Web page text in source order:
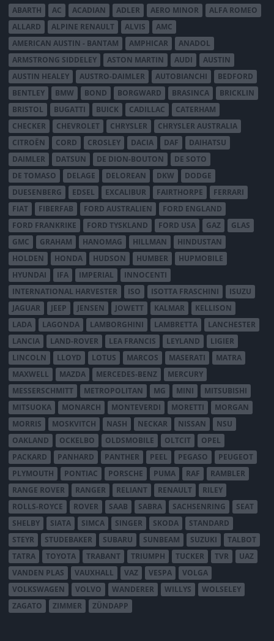
ABARTH AC ACADIAN ADLER AERO MINOR
ALFA ROMEO
ALLARD
ALPINE RENAULT ALVIS
AMC
AMERICAN AUSTIN - BANTAM
AMPHICAR
ANADOL
ARMSTRONG SIDDELEY
ASTON MARTIN AUDI
AUSTIN
AUSTIN HEALEY
AUSTRO-DAIMLER AUTOBIANCHI
BEDFORD
BENTLEY
BMW BOND BORGWARD BRASINCA
BRICKLIN
BRISTOL
BUGATTI BUICK CADILLAC
CATERHAM
CHECKER
CHEVROLET CHRYSLER
CHRYSLER AUSTRALIA
CITROËN
CORD CROSLEY DACIA DAF
DAIHATSU
DAIMLER
DATSUN DE DION-BOUTON
DE SOTO
DE TOMASO
DELAGE DELOREAN DKW
DODGE
DUESENBERG
EDSEL EXCALIBUR FAIRTHORPE
FERRARI
FIAT
FIBERFAB FORD AUSTRALIEN
FORD ENGLAND
FORD FRANKRIKE
FORD TYSKLAND FORD USA GAZ
GLAS
GMC
GRAHAM HANOMAG HILLMAN
HINDUSTAN
HOLDEN
HONDA HUDSON HUMBER
HUPMOBILE
HYUNDAI
IFA IMPERIAL
INNOCENTI
INTERNATIONAL HARVESTER
ISO ISOTTA FRASCHINI
ISUZU
JAGUAR
JEEP JENSEN JOWETT KALMAR
KELLISON
LADA
LAGONDA LAMBORGHINI LAMBRETTA
LANCHESTER
LANCIA
LAND-ROVER LEA FRANCIS LEYLAND
LIGIER
LINCOLN
LLOYD LOTUS MARCOS MASERATI
MATRA
MAXWELL
MAZDA MERCEDES-BENZ
MERCURY
MESSERSCHMITT
METROPOLITAN MG MINI
MITSUBISHI
MITSUOKA
MONARCH MONTEVERDI MORETTI
MORGAN
MORRIS
MOSKVITCH NASH NECKAR NISSAN
NSU
OAKLAND
OCKELBO OLDSMOBILE OLTCIT
OPEL
PACKARD
PANHARD PANTHER PEEL PEGASO
PEUGEOT
PLYMOUTH
PONTIAC PORSCHE PUMA RAF
RAMBLER
RANGE ROVER
RANGER RELIANT RENAULT
RILEY
ROLLS-ROYCE
ROVER SAAB SABRA SACHSENRING
SEAT
SHELBY
SIATA SIMCA SINGER SKODA
STANDARD
STEYR
STUDEBAKER SUBARU SUNBEAM SUZUKI
TALBOT
TATRA
TOYOTA TRABANT TRIUMPH TUCKER TVR
UAZ
VANDEN PLAS
VAUXHALL VAZ VESPA
VOLGA
VOLKSWAGEN
VOLVO WANDERER WILLYS
WOLSELEY
ZAGATO
ZIMMER ZÜNDAPP